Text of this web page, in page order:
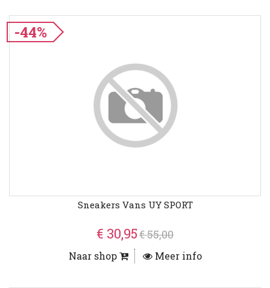
-44%
Sneakers Vans UY SPORT
€ 30,95€ 55,00
Naar shop Meer info